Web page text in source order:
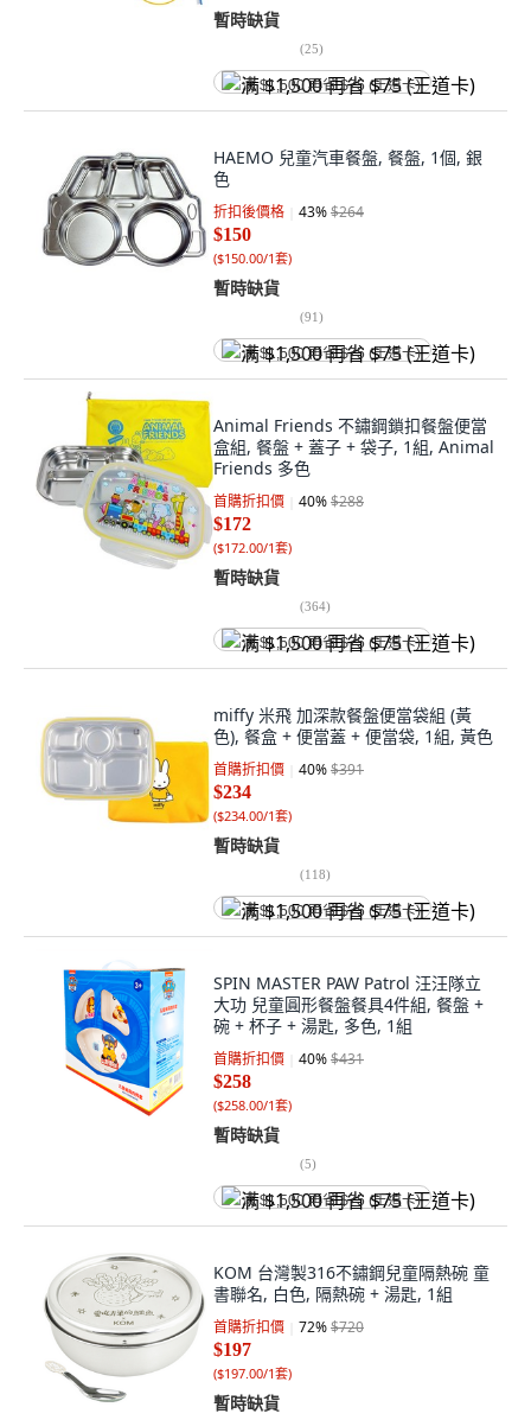
暫時缺貨
(25)
满 $1,500 再省 $75 (王道卡)
HAEMO 兒童汽車餐盤, 餐盤, 1個, 銀
色
折扣後價格 43%$264
$150
($150.00/1套)
暫時缺貨
(91)
满 $1,500 再省 $75 (王道卡)
Animal Friends 不鏽鋼鎖扣餐盤便當
盒組, 餐盤 + 蓋子 + 袋子, 1組, Animal
Friends 多色
首購折扣價 40%$288
$172
($172.00/1套)
暫時缺貨
(364)
满 $1,500 再省 $75 (王道卡)
miffy 米飛 加深款餐盤便當袋組 (黃
色), 餐盒 + 便當蓋 + 便當袋, 1組, 黃色
首購折扣價 40%$391
$234
($234.00/1套)
暫時缺貨
(118)
满 $1,500 再省 $75 (王道卡)
SPIN MASTER PAW Patrol 汪汪隊立
大功 兒童圓形餐盤餐具4件組, 餐盤 +
碗 + 杯子 + 湯匙, 多色, 1組
首購折扣價 40%$431
$258
($258.00/1套)
暫時缺貨
(5)
满 $1,500 再省 $75 (王道卡)
KOM 台灣製316不鏽鋼兒童隔熱碗 童
書聯名, 白色, 隔熱碗 + 湯匙, 1組
首購折扣價 72%$720
$197
($197.00/1套)
暫時缺貨